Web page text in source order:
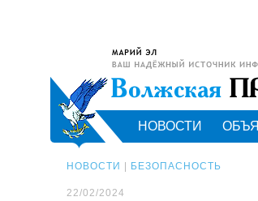
НОВОСТИ
НОВОСТИ БЕЗОПАСНОСТЬ
22/02/2024